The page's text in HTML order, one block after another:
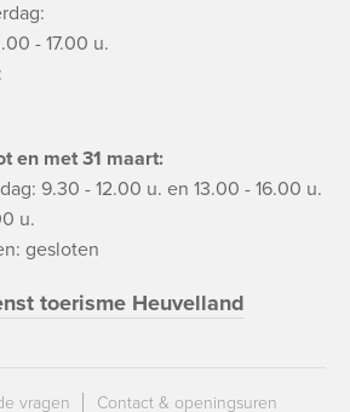
- 17.00 u.
en met 31 maart:
9.30 - 12.00 u. en 13.00 - 16.00 u.
u.
gesloten
toerisme Heuvelland
vragen Contact & openingsuren